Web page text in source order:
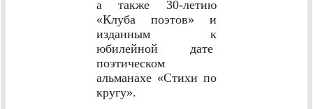
а также 30-летию
«Клуба поэтов» и
изданным к
юбилейной дате
поэтическом
альманахе «Стихи по
кругу».